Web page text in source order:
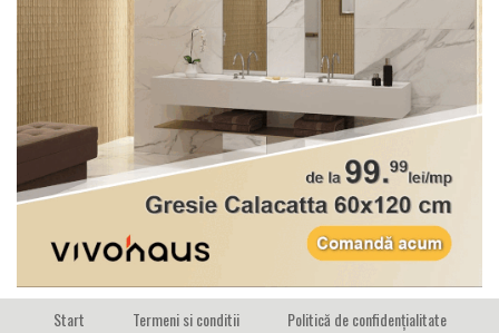
Start Termeni si conditii
Politică de confidențialitate